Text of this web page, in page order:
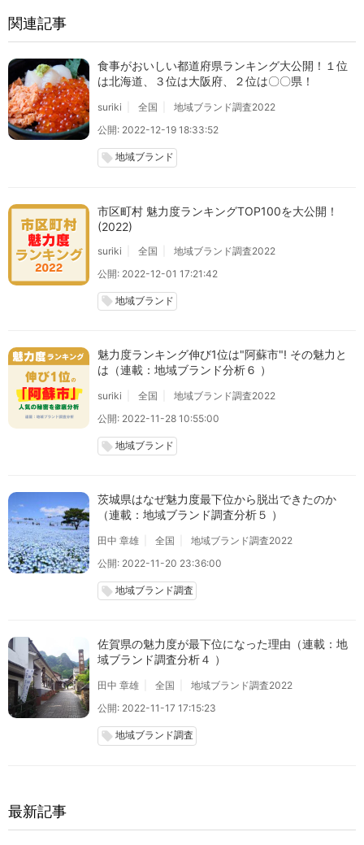
関連記事
食事がおいしい都道府県ランキング大公開！１位
は北海道、３位は大阪府、２位は〇〇県！
suriki 全国
地域ブランド調査2022
公開: 2022-12-19 18:33:52
local_offer 地域ブランド
市区町村 魅力度ランキングTOP100を大公開！
(2022)
suriki 全国
地域ブランド調査2022
公開: 2022-12-01 17:21:42
local_offer 地域ブランド
魅力度ランキング伸び1位は"阿蘇市"! その魅力と
は（連載：地域ブランド分析６ ）
suriki 全国
地域ブランド調査2022
公開: 2022-11-28 10:55:00
local_offer 地域ブランド
茨城県はなぜ魅力度最下位から脱出できたのか
（連載：地域ブランド調査分析５ ）
田中 章雄 全国
地域ブランド調査2022
公開: 2022-11-20 23:36:00
local_offer 地域ブランド調査
佐賀県の魅力度が最下位になった理由（連載：地
域ブランド調査分析４ ）
田中 章雄 全国
地域ブランド調査2022
公開: 2022-11-17 17:15:23
local_offer 地域ブランド調査
最新記事